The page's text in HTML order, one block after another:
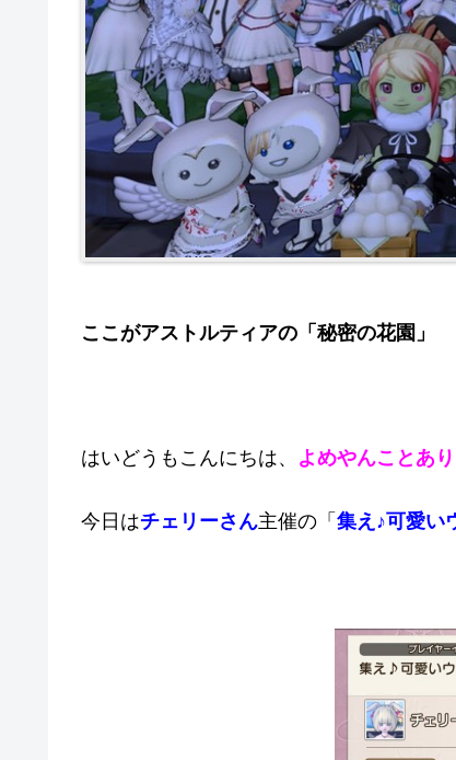
ここがアストルティアの「秘密の花園」
はいどうもこんにちは、 よめやんことあ
今日はチェリーさん主催の「 集え♪可愛い